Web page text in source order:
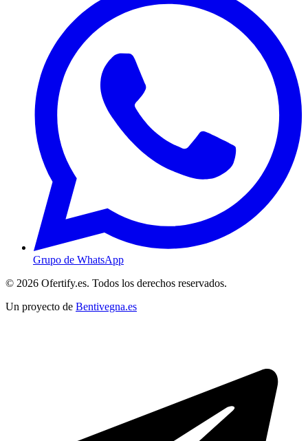
Grupo de WhatsApp
© 2026 Ofertify.es. Todos los derechos reservados.
Un proyecto de Bentivegna.es